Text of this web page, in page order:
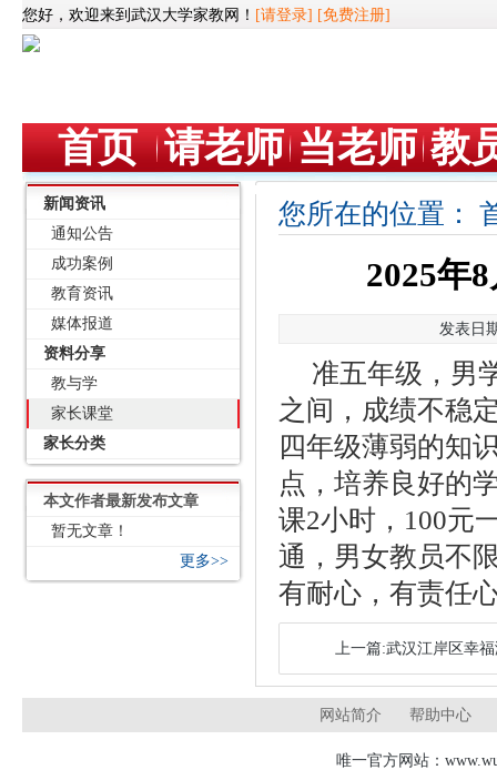
您好，欢迎来到武汉大学家教网！ [请登录] [免费注册]
首页 请老师 当老师 教
新闻资讯
通知公告
成功案例
教育资讯
媒体报道
资料分享
教与学
家长课堂
家长分类
本文作者最新发布文章
暂无文章！
更多>>
您所在的位置：
2025年
发表日
准五年级，男
之间，成绩不稳
四年级薄弱的知
点，培养良好的
课2小时，100元
通，男女教员不
有耐心，有责任
上一篇:武汉江岸区幸
网站简介 帮助中心
唯一官方网站：